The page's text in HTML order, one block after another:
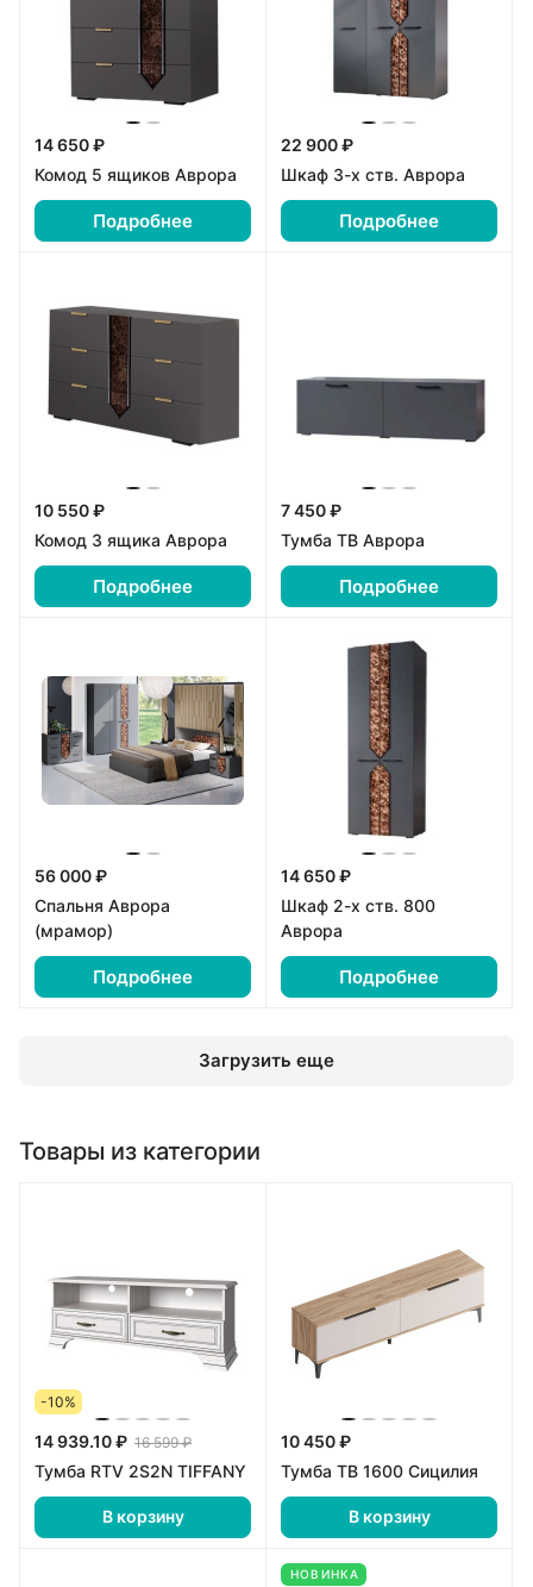
14 650 ₽
Комод 5 ящиков Аврора
Подробнее
22 900 ₽
Шкаф 3-х ств. Аврора
Подробнее
10 550 ₽
Комод 3 ящика Аврора
Подробнее
7 450 ₽
Тумба ТВ Аврора
Подробнее
56 000 ₽
Спальня Аврора
(мрамор)
Подробнее
14 650 ₽
Шкаф 2-х ств. 800
Аврора
Подробнее
Загрузить еще
Товары из категории
-10%
14 939.10 ₽ 16 599 ₽
Тумба RTV 2S2N TIFFANY
В корзину
10 450 ₽
Тумба ТВ 1600 Сицилия
В корзину
НОВИНКА